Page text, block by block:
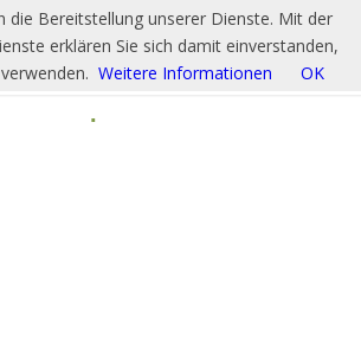
die Bereitstellung unserer Dienste. Mit der
erklären Sie sich damit einverstanden,
Weitere Informationen OK